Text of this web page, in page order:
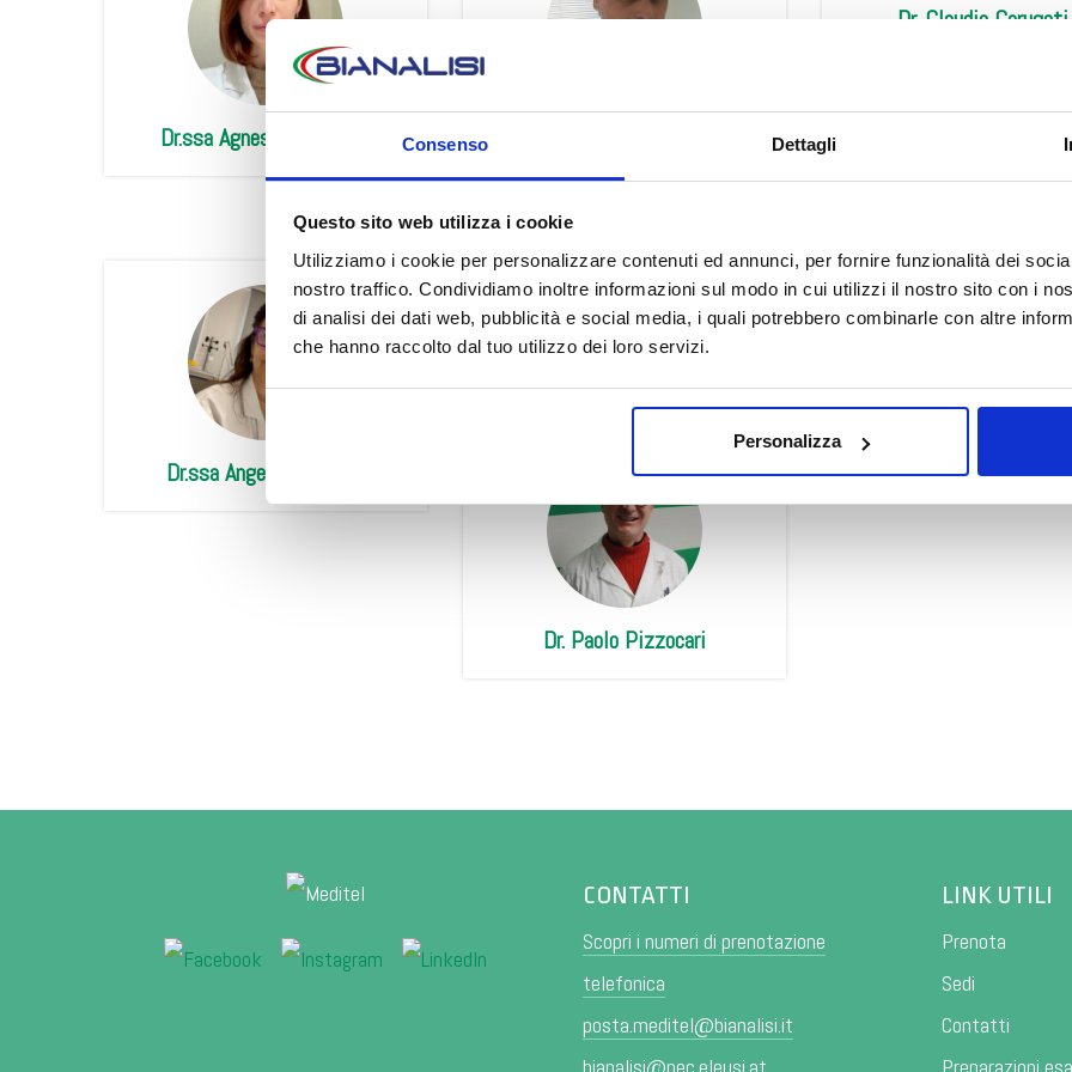
Consenso Dettagli
Questo sito web utilizza i cookie
Utilizziamo i cookie per personalizzare contenuti ed annunci, per fornire funzionalità dei
nostro traffico. Condividiamo inoltre informazioni sul modo in cui utilizzi il nostro sito con i
di analisi dei dati web, pubblicità e social media, i quali potrebbero combinarle con altre
che hanno raccolto dal tuo utilizzo dei loro servizi.
Personalizza
Dr.ssa Agnese Bernardini
Dr. Claudio Carugati
Dr. Davide Colombo
Dr.ssa Angela Esposito
Dr. Fernando Fiori
Dr. Paolo Pizzocari
CONTATTI
Scopri i numeri di prenotazione
telefonica
posta.meditel@bianalisi.it
LINK UTILI
Prenota
Sedi
Contatti
Durante il mese di agosto alcuni Centri potrebbero osservare orari ridotti o
👉 Vi invitiamo a consultare ilcalendario completocon le variazioni di
Grazie.